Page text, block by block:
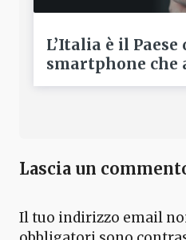
L’Italia è il
smartphone che
Lascia un
Il tuo indirizzo email